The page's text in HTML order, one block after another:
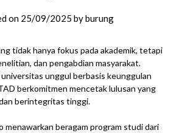
on 25/09/2025 byburung
tidak hanya fokus pada akademik, tetapi
dan pengabdian masyarakat.
unggul berbasis keunggulan
berkomitmen mencetak lulusan yang
berintegritas tinggi.
menawarkan beragam program studi dari